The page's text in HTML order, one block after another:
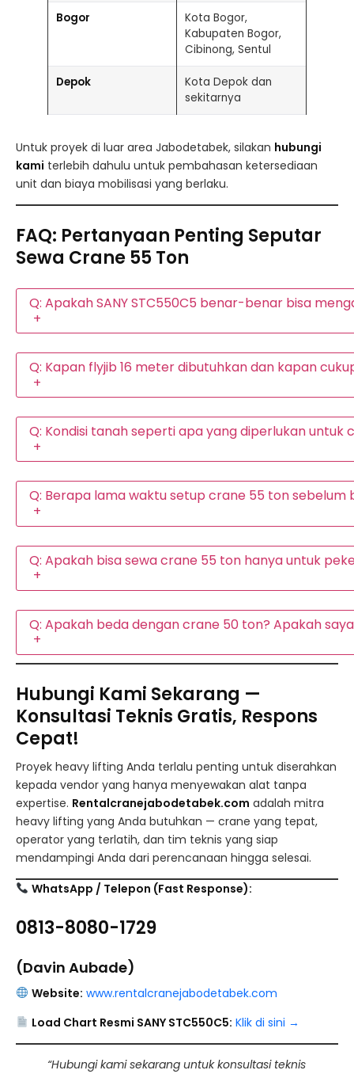
Bogor
Kota Bogor,
Kabupaten Bogor,
Cibinong, Sentul
Depok
Kota Depok dan
sekitarnya
Untuk proyek di luar area Jabodetabek, silakan hubungi
kami terlebih dahulu untuk pembahasan ketersediaan
unit dan biaya mobilisasi yang berlaku.
FAQ: Pertanyaan Penting Seputar
Sewa Crane 55 Ton
Q: Apakah SANY STC550C5 benar-benar bisa
+
Q: Kapan flyjib 16 meter dibutuhkan dan kapan
+
Q: Kondisi tanah seperti apa yang diperlukan untuk
+
Q: Berapa lama waktu setup crane 55 ton sebelum
+
Q: Apakah bisa sewa crane 55 ton hanya untuk
+
Q: Apakah beda dengan crane 50 ton? Apakah
+
Hubungi Kami Sekarang —
Konsultasi Teknis Gratis, Respons
Cepat!
Proyek heavy lifting Anda terlalu penting untuk diserahkan
kepada vendor yang hanya menyewakan alat tanpa
expertise. Rentalcranejabodetabek.com adalah mitra
heavy lifting yang Anda butuhkan — crane yang tepat,
operator yang terlatih, dan tim teknis yang siap
mendampingi Anda dari perencanaan hingga selesai.
WhatsApp / Telepon (Fast Response):
0813-8080-1729
(Davin Aubade)
Website: www.rentalcranejabodetabek.com
Load Chart Resmi SANY STC550C5: Klik di sini →
“Hubungi kami sekarang untuk konsultasi teknis